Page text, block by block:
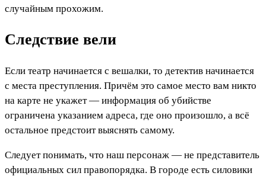
случайным прохожим.
Следствие вели
Если театр начинается с вешалки, то детектив начинается
с места преступления. Причём это самое место вам никто
на карте не укажет — информация об убийстве
ограничена указанием адреса, где оно произошло, а всё
остальное предстоит выяснять самому.
Следует понимать, что наш персонаж — не представитель
официальных сил правопорядка. В городе есть силовики